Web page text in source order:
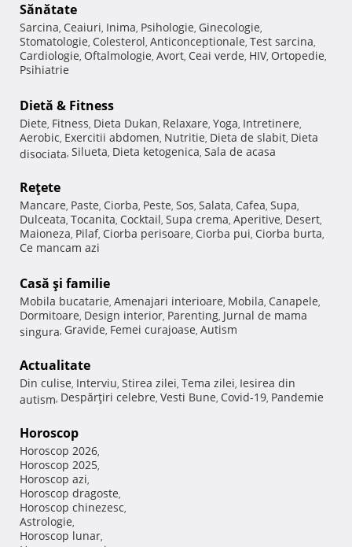
Sănătate
Sarcina, Ceaiuri, Inima, Psihologie, Ginecologie,
Stomatologie, Colesterol, Anticonceptionale, Test sarcina,
Cardiologie, Oftalmologie, Avort, Ceai verde, HIV, Ortopedie,
Psihiatrie
Dietă & Fitness
Diete, Fitness, Dieta Dukan, Relaxare, Yoga, Intretinere,
Aerobic, Exercitii abdomen, Nutritie, Dieta de slabit, Dieta
disociata, Silueta, Dieta ketogenica, Sala de acasa
Reţete
Mancare, Paste, Ciorba, Peste, Sos, Salata, Cafea, Supa,
Dulceata, Tocanita, Cocktail, Supa crema, Aperitive, Desert,
Maioneza, Pilaf, Ciorba perisoare, Ciorba pui, Ciorba burta,
Ce mancam azi
Casă şi familie
Mobila bucatarie, Amenajari interioare, Mobila, Canapele,
Dormitoare, Design interior, Parenting, Jurnal de mama
singura, Gravide, Femei curajoase, Autism
Actualitate
Din culise, Interviu, Stirea zilei, Tema zilei, Iesirea din
autism, Despărţiri celebre, Vesti Bune, Covid-19, Pandemie
Horoscop
Horoscop 2026,
Horoscop 2025,
Horoscop azi,
Horoscop dragoste,
Horoscop chinezesc,
Astrologie,
Horoscop lunar,